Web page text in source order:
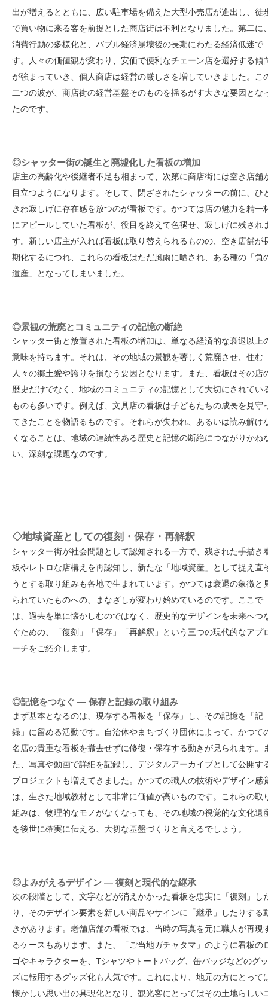
出が増えるとともに、広い駐車場を備えた大型小売店が進出し、徒
で買い物に来る客を前提とした商店街は不利となりました。第二に
消費行動の多様化と、バブル経済崩壊後の長期にわたる経済低迷で
す。人々の価値観が変わり、安価で便利なチェーン店を選好する傾
が強まっていき、個人商店は経営の厳しさを増していきました。こ
二つの波が、商店街の経営基盤そのものを揺るがす大きな要因とな
たのです。
◎シャッター街の誕生と廃墟化した看板の増加
店主の高齢化や後継者不足も相まって、次第に商店街には空き店舗
目立つようになります。そして、閉ざされたシャッターの前に、ひ
きわ寂しげに存在感を放つのが看板です。かつては店の魅力を精一
にアピールしていた看板が、役目を終えて色褪せ、寂しげに残され
す。新しい店主が入れば看板は取り替えられるものの、空き店舗が
期化するにつれ、これらの看板はただ風雨に晒され、ある種の「負
遺産」となってしまいました。
◎景観の荒廃とコミュニティの記憶の断絶
シャッター街と放置された看板の増加は、単なる経済的な衰退以上
意味を持ちます。それは、その地域の景観を著しく荒廃させ、住む
人々の郷土愛や誇りを損なう要因となります。また、看板はその店
歴史だけでなく、地域のコミュニティの記憶として大切にされてい
ものも多いです。例えば、文具店の看板は子どもたちの成長を見守
てきたことを物語るものです。それらが失われ、あるいは読み解け
くなることは、地域の連続性ある歴史と記憶の断絶につながりかね
い、深刻な課題なのです。
◇地域資産としての復刻・保存・再解釈
シャッター街が社会問題として認知される一方で、残された手描き
板やレトロな店構えを再認知し、新たな「地域資産」として捉え直
うとする取り組みも各地で生まれています。かつては衰退の象徴と
られていたものへの、まなざしが変わり始めているのです。ここで
は、過去を単に懐かしむのではなく、歴史的なデザインを未来へつ
ぐための、「復刻」「保存」「再解釈」という三つの現代的なアプ
ーチをご紹介します。
◎記憶をつなぐ — 保存と記録の取り組み
まず基本となるのは、現存する看板を「保存」し、その記憶を「記
録」に留める活動です。自治体やまちづくり団体によって、かつて
名店の貴重な看板を撤去せずに修復・保存する動きが見られます。
た、写真や動画で詳細を記録し、デジタルアーカイブとして公開す
プロジェクトも増えてきました。かつての職人の技術やデザイン感
は、生きた地域教材として非常に価値が高いものです。これらの取
組みは、物理的なモノがなくなっても、その地域の視覚的な文化遺
を後世に確実に伝える、大切な基盤づくりと言えるでしょう。
◎よみがえるデザイン — 復刻と現代的な継承
次の段階として、文字などが消えかかった看板を忠実に「復刻」し
り、そのデザイン要素を新しい商品やサインに「継承」したりする
きがあります。老舗店舗の看板では、当時の写真を元に職人が再現
るケースもあります。また、「ご当地ガチャタマ」のように看板の
ゴやキャラクターを、Tシャツやトートバッグ、缶バッジなどのグッ
ズに転用するグッズ化も人気です。これにより、地元の方にとって
懐かしい思い出の具現化となり、観光客にとってはその土地らしい